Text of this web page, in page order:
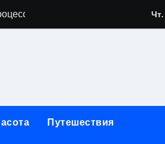
блок, анонимность и
Путешествия